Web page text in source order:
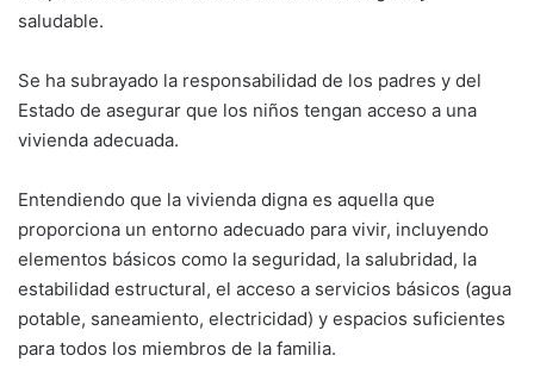
saludable.
Se ha subrayado la responsabilidad de los padres y del
Estado de asegurar que los niños tengan acceso a una
vivienda adecuada.
Entendiendo que la vivienda digna es aquella que
proporciona un entorno adecuado para vivir, incluyendo
elementos básicos como la seguridad, la salubridad, la
estabilidad estructural, el acceso a servicios básicos (agua
potable, saneamiento, electricidad) y espacios suficientes
para todos los miembros de la familia.